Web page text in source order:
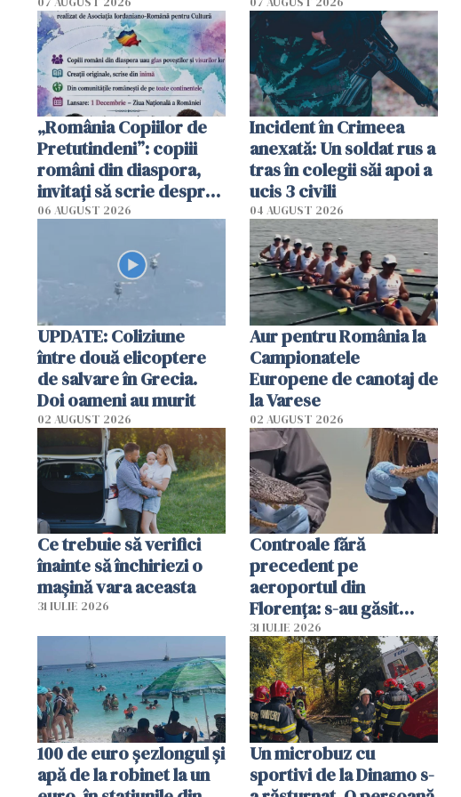
cerut 1200 lei să mă
tracteze"
„România Copiilor de
Pretutindeni”: copiii
români din diaspora,
invitați să scrie despre
România într-un volum
06 AUGUST 2026
Incident în Crimeea
anexată: Un soldat rus a
tras în colegii săi apoi a
ucis 3 civili
04 AUGUST 2026
UPDATE: Coliziune
între două elicoptere
de salvare în Grecia.
Doi oameni au murit
02 AUGUST 2026
Aur pentru România la
Campionatele
Europene de canotaj de
la Varese
02 AUGUST 2026
Ce trebuie să verifici
înainte să închiriezi o
mașină vara aceasta
31 IULIE 2026
Controale fără
precedent pe
aeroportul din
Florența: s-au găsit
capete de aligator și o
sumă imensă de bani
31 IULIE 2026
100 de euro șezlongul și
apă de la robinet la un
Un microbuz cu
sportivi de la Dinamo s-